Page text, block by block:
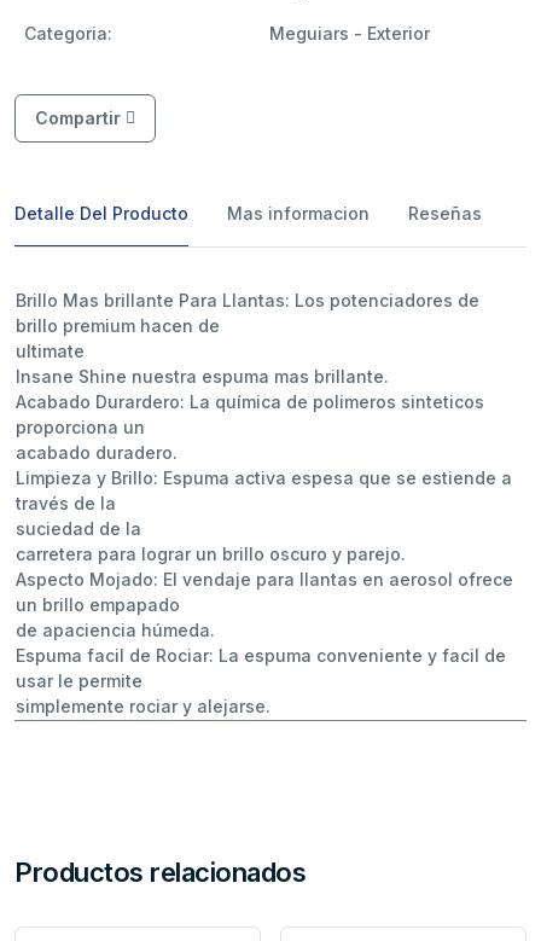
Categoria: Meguiars - Exterior
Compartir
Detalle Del Producto Mas informacion Reseñas
Brillo Mas brillante Para Llantas: Los potenciadores de
brillo premium hacen de
ultimate
Insane Shine nuestra espuma mas brillante.
Acabado Durardero: La química de polimeros sinteticos
proporciona un
acabado duradero.
Limpieza y Brillo: Espuma activa espesa que se estiende a
través de la
suciedad de la
carretera para lograr un brillo oscuro y parejo.
Aspecto Mojado: El vendaje para llantas en aerosol ofrece
un brillo empapado
de apaciencia húmeda.
Espuma facil de Rociar: La espuma conveniente y facil de
usar le permite
simplemente rociar y alejarse.
Productos relacionados